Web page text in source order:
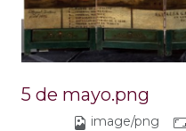
5 de mayo.png
image/png